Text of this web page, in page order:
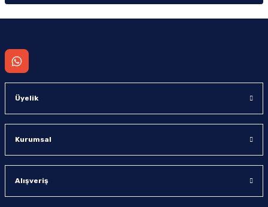
Üyelik
Kurumsal
Alışveriş